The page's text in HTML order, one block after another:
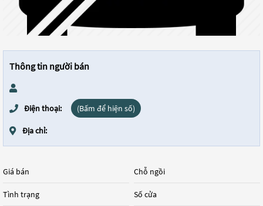
Thông tin người bán
Điện thoại: (Bấm để hiện số)
Địa chỉ:
Giá bán
Tình trạng
Chỗ ngồi
Số cửa